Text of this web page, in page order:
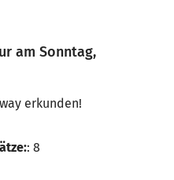
am Sonntag,
erkunden!
: 8